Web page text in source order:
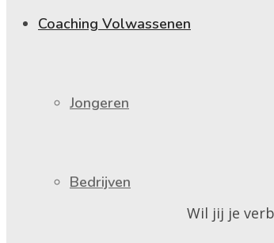
Coaching Volwassenen
Jongeren
Bedrijven
Wil jij je